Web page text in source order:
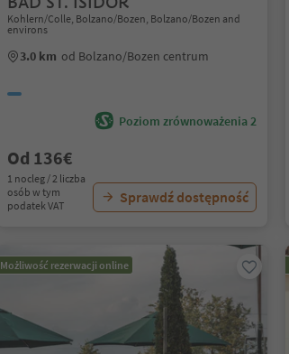
Kohlern/Colle, Bolzano/Bozen, Bolzano/Bozen and
environs
3.0 km od Bolzano/Bozen centrum
Poziom zrównoważenia 2
Od 136€
1 nocleg / 2 liczba
osób w tym
podatek VAT
Sprawdź dostępność
Możliwość rezerwacji online